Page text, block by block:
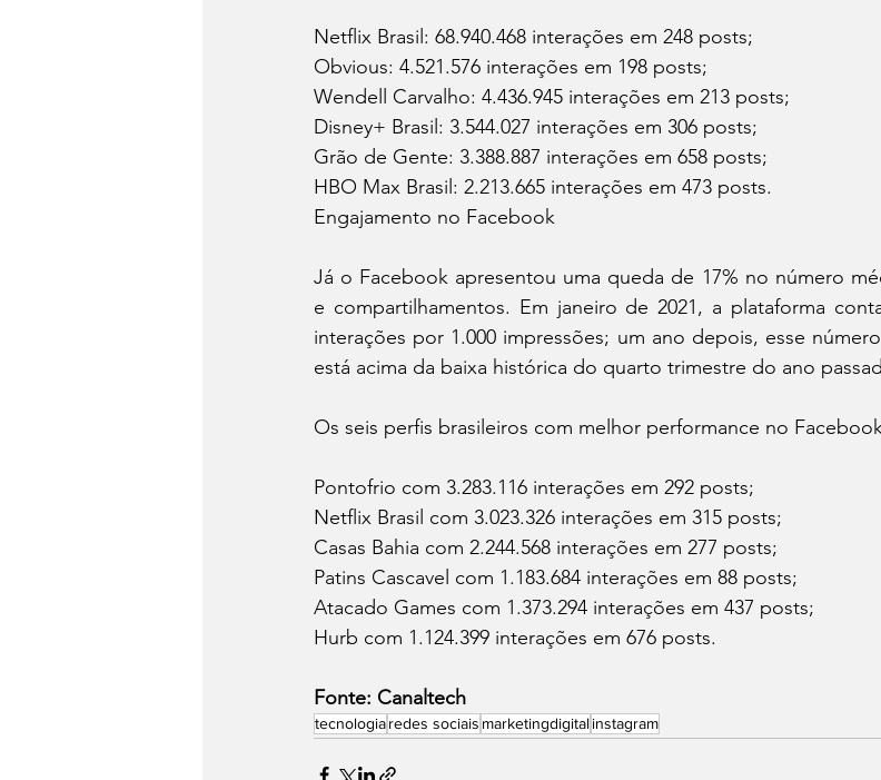
Netflix Brasil: 68.940.468 interações em 248 posts;
Obvious: 4.521.576 interações em 198 posts;
Wendell Carvalho: 4.436.945 interações em 213 posts;
Disney+ Brasil: 3.544.027 interações em 306 posts;
Grão de Gente: 3.388.887 interações em 658 posts;
HBO Max Brasil: 2.213.665 interações em 473 posts.
Engajamento no Facebook
Já o Facebook apresentou uma queda de 17% no número
e compartilhamentos. Em janeiro de 2021, a plataforma
interações por 1.000 impressões; um ano depois, esse
está acima da baixa histórica do quarto trimestre do ano
Os seis perfis brasileiros com melhor performance no
Pontofrio com 3.283.116 interações em 292 posts;
Netflix Brasil com 3.023.326 interações em 315 posts;
Casas Bahia com 2.244.568 interações em 277 posts;
Patins Cascavel com 1.183.684 interações em 88 posts;
Atacado Games com 1.373.294 interações em 437 posts;
Hurb com 1.124.399 interações em 676 posts.
Fonte: Canaltech
tecnologiaredes sociais marketingdigitalinstagram